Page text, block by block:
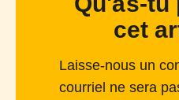
cet
Laisse-nous un
courriel ne sera